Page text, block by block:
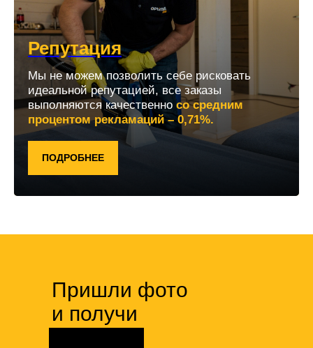
Репутация
Мы не можем позволить себе рисковать
идеальной репутацией, все заказы
выполняются качественно со средним
процентом рекламаций – 0,71%.
ПОДРОБНЕЕ
Пришли фото
и получи